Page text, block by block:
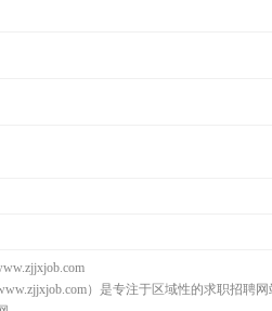
）是专注于区域性的求职招聘